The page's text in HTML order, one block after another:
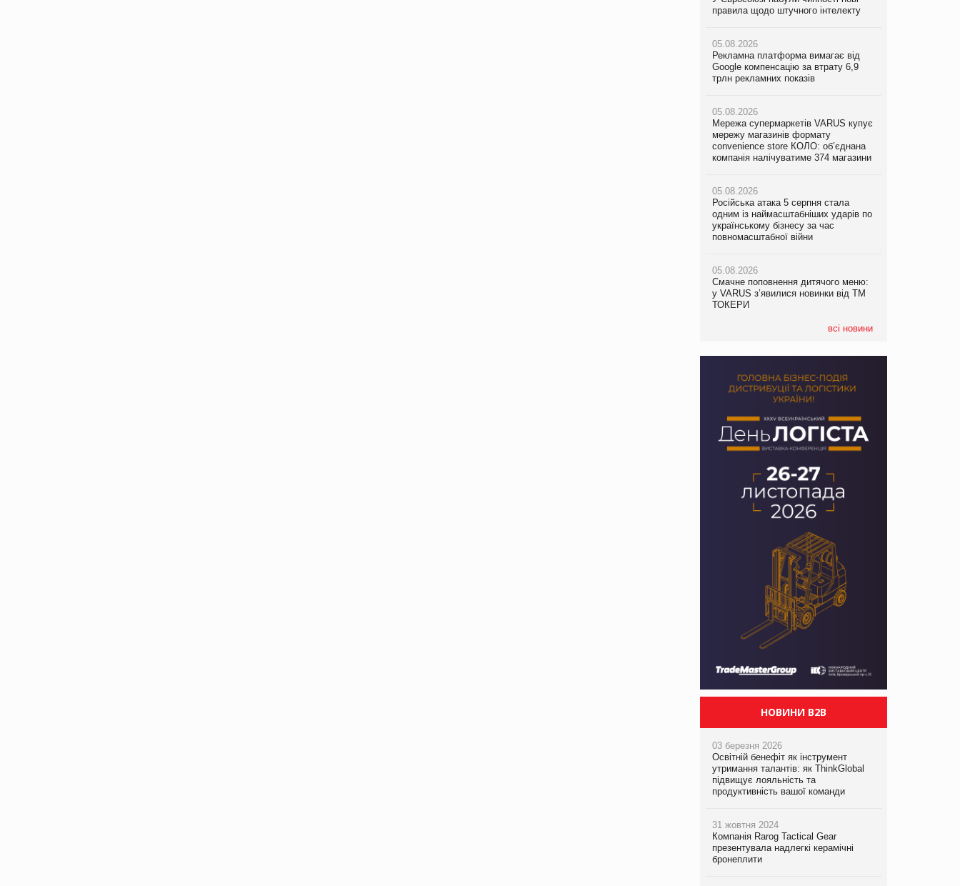
правила щодо штучного інтелекту
05.08.2026
Рекламна платформа вимагає від
Google компенсацію за втрату 6,9
трлн рекламних показів
05.08.2026
Мережа супермаркетів VARUS купує
мережу магазинів формату
convenience store КОЛО: об’єднана
компанія налічуватиме 374 магазини
05.08.2026
Російська атака 5 серпня стала
одним із наймасштабніших ударів по
українському бізнесу за час
повномасштабної війни
05.08.2026
Смачне поповнення дитячого меню:
у VARUS з’явилися новинки від ТМ
ТОКЕРИ
всі новини
мережу магазинів формату
05.08.2026
Російська атака 5 серпня стала
повномасштабної війни
05.08.2026
Смачне поповнення дитячого меню:
05.08.2026
Сергій Лісунов про заморожені
хлібобулочні вироби на
04.08.2026
Через атаку РФ у Дніпрі пошкоджено
склад шоколаду Millennium
правила щодо штучного інтелекту
05.08.2026
Рекламна платформа вимагає від
Google компенсацію за втрату 6,9
трлн рекламних показів
05.08.2026
Adidas витратила понад $1 млрд на
маркетинг за квартал
рекламі екологічних продуктів
05.08.2026
AstraZeneca обговорює найбільшу
НОВИНИ B2B
03 березня 2026
Освітній бенефіт як інструмент
утримання талантів: як ThinkGlobal
підвищує лояльність та
продуктивність вашої команди
31 жовтня 2024
Компанія Rarog Tactical Gear
презентувала надлегкі керамічні
бронеплити